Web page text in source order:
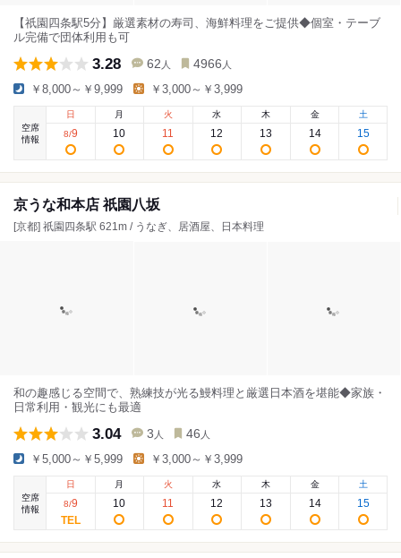
【祇園四条駅5分】厳選素材の寿司、海鮮料理をご提供◆個室・テーブ
ル完備で団体利用も可
3.28 62 人 4966 人
￥8,000～￥9,999 ￥3,000～￥3,999
空席
情報
日
8/9
月
10
火
11
水
12
木
13
金
14
土
15
京うな和本店 祇園八坂
[京都] 祇園四条駅 621m / うなぎ、居酒屋、日本料理
和の趣感じる空間で、熟練技が光る鰻料理と厳選日本酒を堪能◆家族・
日常利用・観光にも最適
3.04 3 人 46 人
￥5,000～￥5,999 ￥3,000～￥3,999
空席
情報
日
8/9
月
10
火
11
水
12
木
13
金
14
土
15